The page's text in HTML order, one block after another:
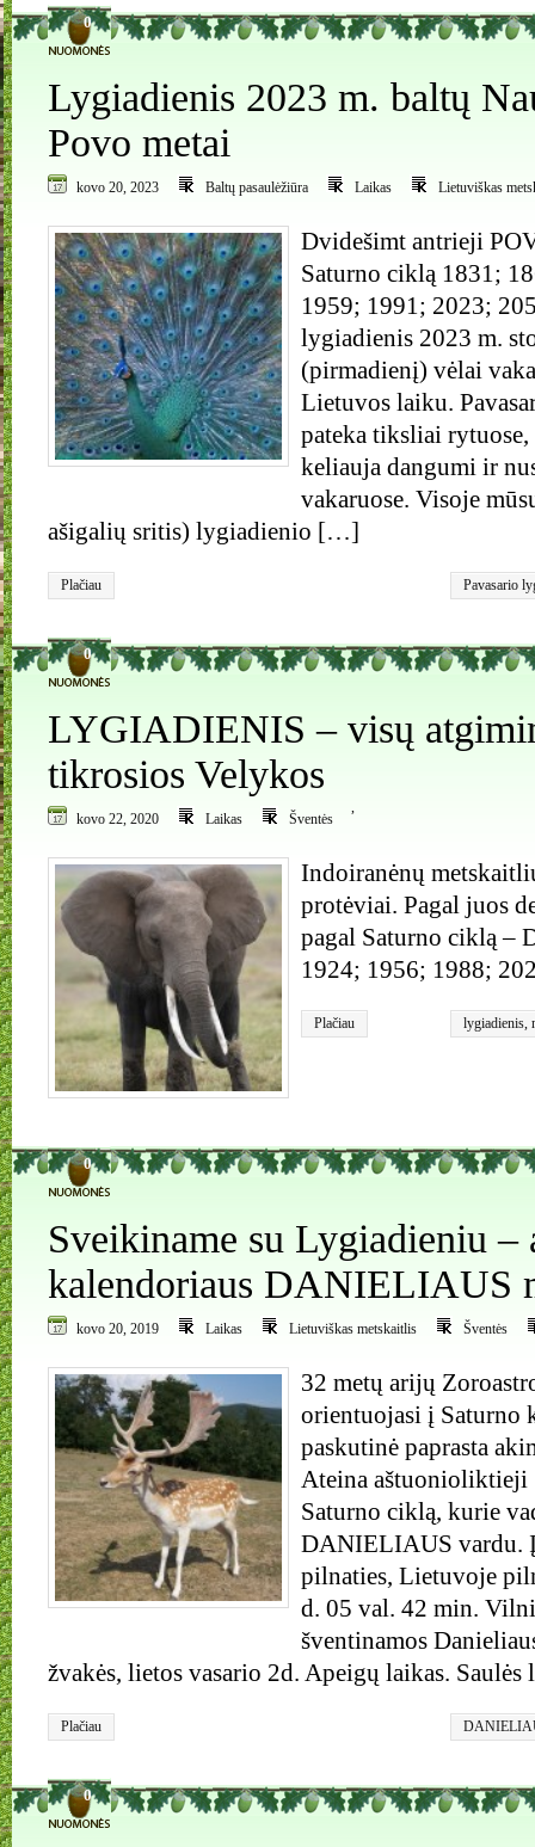
0
Lygiadienis 2023 m. baltų
Povo metai
kovo 20, 2023 Baltų pasaulėžiūra Laikas Lietuviškas
Dvidešimt antrieji
Saturno ciklą 1831;
1959; 1991; 2023;
lygiadienis 2023 m.
(pirmadienį) vėlai
Lietuvos laiku.
pateka tiksliai
keliauja dangumi ir
vakaruose. Visoje
ašigalių sritis) lygiadienio […]
Plačiau Pavasario
0
LYGIADIENIS – visų
tikrosios Velykos
kovo 22, 2020 Laikas
,
Šventės
Indoiranėnų
protėviai. Pagal juos
pagal Saturno ciklą –
1924; 1956; 1988;
Plačiau lygiadienis,
0
Sveikiname su Lygiadieniu –
kalendoriaus DANIELIAUS
kovo 20, 2019 Laikas Lietuviškas metskaitlis Šventės
32 metų arijų
orientuojasi į Saturno
paskutinė paprasta
Ateina
Saturno ciklą, kurie
DANIELIAUS vardu.
pilnaties, Lietuvoje
d. 05 val. 42 min.
šventinamos
žvakės, lietos vasario 2d. Apeigų laikas.
Plačiau
0